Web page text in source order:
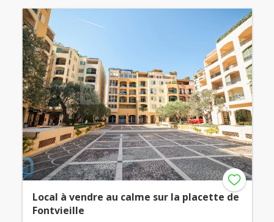
Local à vendre au calme sur la placette de
Fontvieille